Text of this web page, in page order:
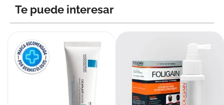
Te puede interesar
10.pañales